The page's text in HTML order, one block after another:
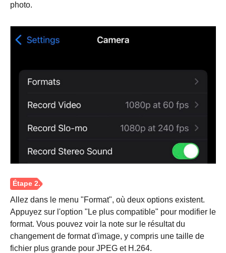
Étape 1.
photo.
Allez dans le menu "Format", où deux options existent.
Appuyez sur l'option "Le plus compatible" pour modifier le
format. Vous pouvez voir la note sur le résultat du
changement de format d'image, y compris une taille de
fichier plus grande pour JPEG et H.264.